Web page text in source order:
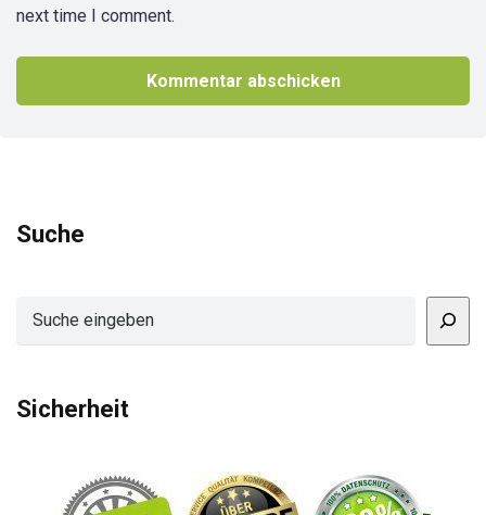
next time I comment.
Suche
Suchen
Sicherheit